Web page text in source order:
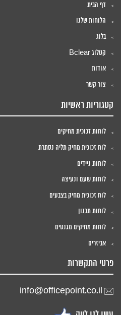
דף הבית
הלוחות שלנו
בלוג
קטלוג Bclear
אודות
צור קשר
קטגוריות ראשיות
לוחות זכוכית מחיקים
לוח זכוכית מחיק תליה נסתרת
לוחות ניידים
לוחות שעם ונעיצה
לוח זכוכית מחיק בצבעים
לוחות תכנון
לוחות מחיקים מגנטים
אביזרים
פרטי התקשרות
info@officepoint.co.il